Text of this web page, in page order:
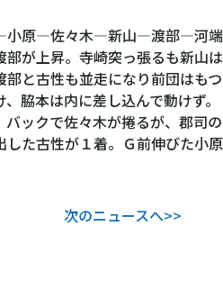
原―佐々木―新山―渡部―河端
が上昇。寺崎突っ張るも新山は
と古性も並走になり前団はもつ
脇本は内に差し込んで動けず。
ックで佐々木が捲るが、郡司の
た古性が１着。Ｇ前伸びた小原
次のニュースへ>>